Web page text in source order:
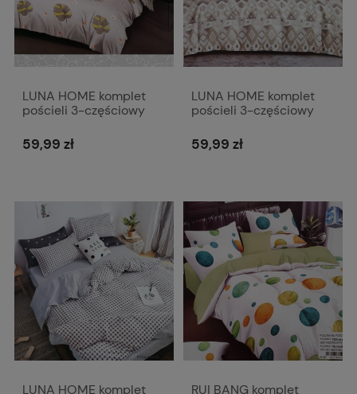
LUNA HOME komplet
pościeli 3-częściowy
liśćmi palmowymi
59,99 zł
LUNA HOME komplet
pościeli 3-częściowy
azteckie wzory
59,99 zł
LUNA HOME komplet
RUI BANG komplet